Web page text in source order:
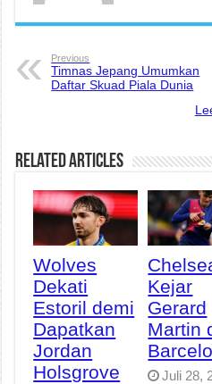
Previous
Timnas Jepang Umumkan
Daftar Skuad Piala Dunia
Related Articles
Wolves
Dekati
Estoril demi
Dapatkan
Jordan
Holsgrove
Kejar
Gerard
Martin
Juli 28,